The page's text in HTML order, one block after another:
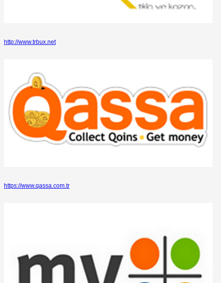
http://www.trbux.net
https://www.qassa.com.tr